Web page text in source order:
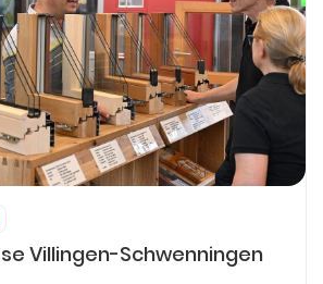
Villingen-Schwenningen